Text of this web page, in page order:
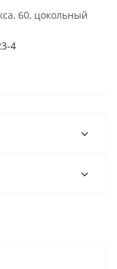
60, цокольный
4